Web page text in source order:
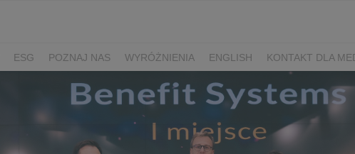
ESG POZNAJ NAS WYRÓŻNIENIA ENGLISH KONTAKT DLA